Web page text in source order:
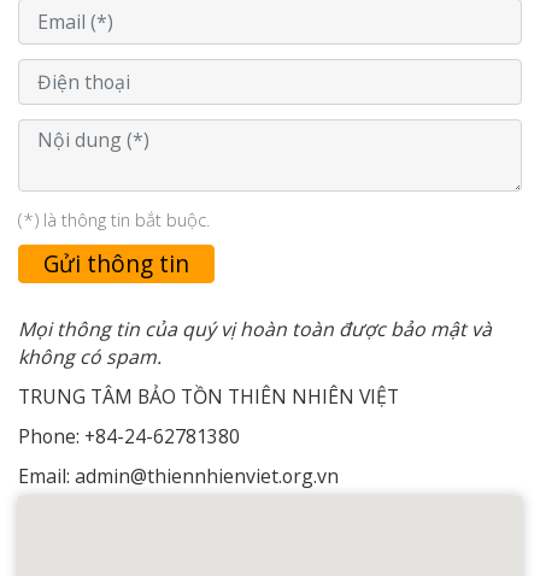
(*) là thông tin bắt buộc.
Gửi thông tin
Mọi thông tin của quý vị hoàn toàn được bảo mật và
không có spam.
TRUNG TÂM BẢO TỒN THIÊN NHIÊN VIỆT
Phone: +84-24-62781380
Email: admin@thiennhienviet.org.vn